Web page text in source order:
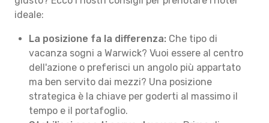
ideale:
La posizione fa la differenza: Che tipo di
vacanza sogni a Warwick? Vuoi essere al centro
dell'azione o preferisci un angolo più appartato
ma ben servito dai mezzi? Una posizione
strategica è la chiave per goderti al massimo il
tempo e il portafoglio.